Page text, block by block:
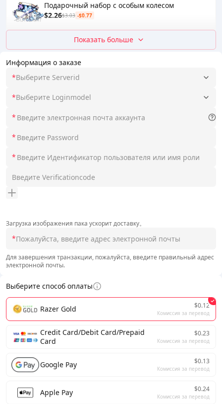
Информация о заказе
*Выберите Serverid
*Выберите Loginmodel
*
*
*
Загрузка изображения пака ускорит доставку。
*
Для завершения транзакции, пожалуйста, введите правильный адрес
электронной почты.
Выберите способ оплаты
Razer Gold $0.12
Комиссия за перевод
Credit Card/Debit Card/Prepaid
Card
$0.23
Комиссия за перевод
Google Pay $0.13
Комиссия за перевод
Apple Pay $0.24
Комиссия за перевод
Подарочный набор с особым колесом
$2.26$3.03 -$0.77
Показать больше